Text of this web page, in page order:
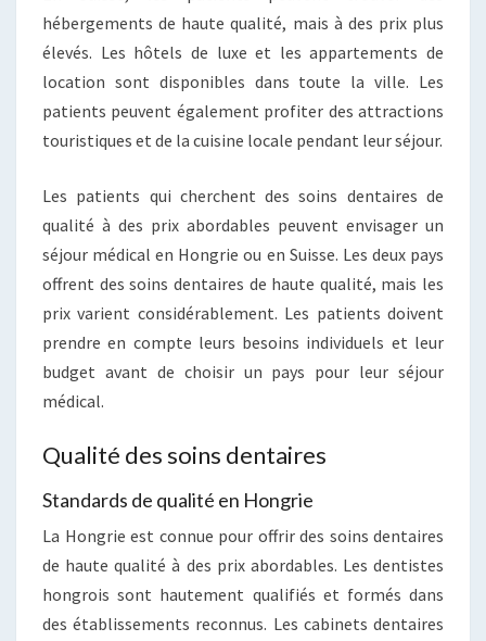
hébergements de haute qualité, mais à des prix plus
élevés. Les hôtels de luxe et les appartements de
location sont disponibles dans toute la ville. Les
patients peuvent également profiter des attractions
touristiques et de la cuisine locale pendant leur séjour.
Les patients qui cherchent des soins dentaires de
qualité à des prix abordables peuvent envisager un
séjour médical en Hongrie ou en Suisse. Les deux pays
offrent des soins dentaires de haute qualité, mais les
prix varient considérablement. Les patients doivent
prendre en compte leurs besoins individuels et leur
budget avant de choisir un pays pour leur séjour
médical.
Qualité des soins dentaires
Standards de qualité en Hongrie
La Hongrie est connue pour offrir des soins dentaires
de haute qualité à des prix abordables. Les dentistes
hongrois sont hautement qualifiés et formés dans
des établissements reconnus. Les cabinets dentaires